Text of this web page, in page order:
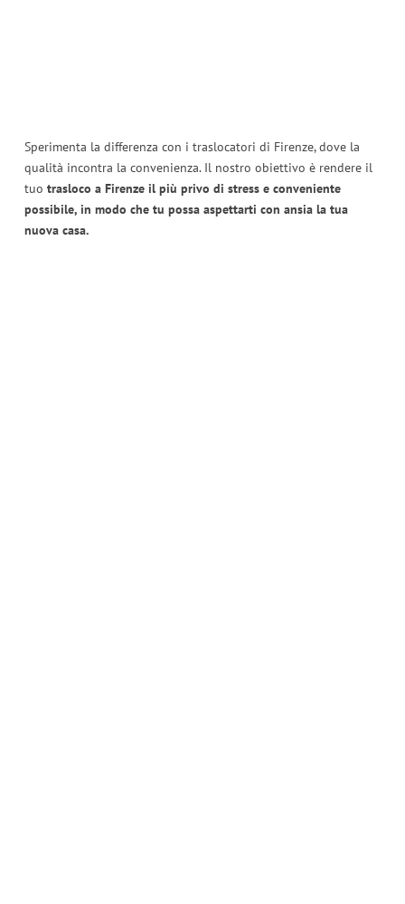
Sperimenta la differenza con i traslocatori di Firenze, dove la
qualità incontra la convenienza. Il nostro obiettivo è rendere il
tuo trasloco a Firenze il più privo di stress e conveniente
possibile, in modo che tu possa aspettarti con ansia la tua
nuova casa.